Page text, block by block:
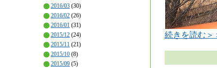
2016/03 (30)
2016/02 (26)
2016/01 (31)
2015/12 (24)
2015/11 (21)
2015/10 (8)
2015/09 (5)
続きを読む＞